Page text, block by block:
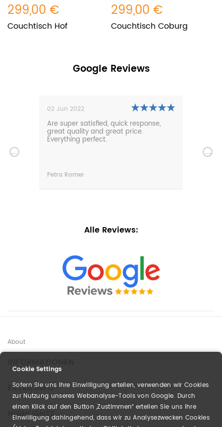
299,00 €
Couchtisch Hof
299,00 €
Couchtisch Coburg
Google Reviews
02 Jun 2022
Are super satisfied, quick response,
great quality and great price.
Everything perfect.
Petra Romer
Alle Reviews:
About
EXTRA INFO
HIGHLIGHTS
Cookie Settings
Sofern Sie uns Ihre Einwilligung erteilen, verwenden wir Cookies
zur Nutzung unseres Webanalyse-Tools von Google. Durch
einen Klick auf den Button „Zustimmen“ erteilen Sie uns Ihre
Einwilligung dahingehend, dass wir zu Analysezwecken Cookies